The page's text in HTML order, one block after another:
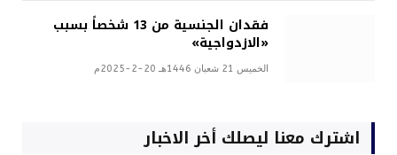
فقدان الجنسية من 13 شخصاً بسبب
«الازدواجية»
الخميس 21 شعبان 1446هـ 20-2-2025م
اشترك معنا ليصلك أخر الاخبار